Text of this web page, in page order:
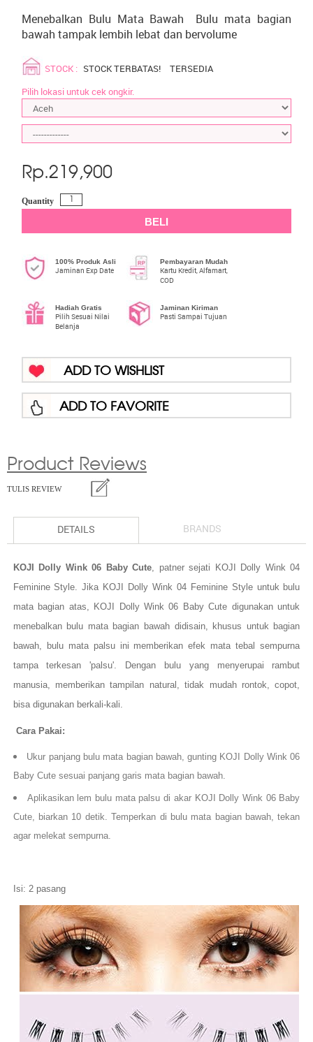
Menebalkan Bulu Mata Bawah Bulu mata bagian
bawah tampak lembih lebat dan bervolume
STOCK : STOCK TERBATAS!
TERSEDIA
Pilih lokasi untuk cek ongkir.
Rp.219,900
Quantity
BELI
100% Produk Asli
Jaminan Exp Date
Pembayaran Mudah
Kartu Kredit, Alfamart,
COD
Hadiah Gratis
Pilih Sesuai Nilai
Belanja
Jaminan Kiriman
Pasti Sampai Tujuan
ADD TO WISHLIST
ADD TO FAVORITE
Product Reviews
TULIS REVIEW
DETAILS BRANDS
KOJI Dolly Wink 06 Baby Cute , patner sejati KOJI Dolly Wink 04
Feminine Style. Jika KOJI Dolly Wink 04 Feminine Style untuk bulu
mata bagian atas, KOJI Dolly Wink 06 Baby Cute digunakan untuk
menebalkan bulu mata bagian bawah didisain, khusus untuk bagian
bawah, bulu mata palsu ini memberikan efek mata tebal sempurna
tampa terkesan 'palsu'. Dengan bulu yang menyerupai rambut
manusia, memberikan tampilan natural, tidak mudah rontok, copot,
bisa digunakan berkali-kali.
Cara Pakai:
Ukur panjang bulu mata bagian bawah, gunting KOJI Dolly Wink 06
Baby Cute sesuai panjang garis mata bagian bawah.
Aplikasikan lem bulu mata palsu di akar KOJI Dolly Wink 06 Baby
Cute, biarkan 10 detik. Temperkan di bulu mata bagian bawah, tekan
agar melekat sempurna.
Isi: 2 pasang